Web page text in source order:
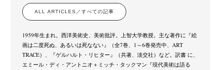
ALL ARTICLES／すべての記事
1959年生まれ。西洋美術史、美術批評。上智大学教授。主な著作に『絵
画は二度死ぬ、あるいは死なない』（全7巻、1～6巻発売中、ART
TRACE）、『ゲルハルト・リヒター』（共著、淡交社）など。訳書 に、
エミール・ディ・アントニオ＋ミッチ・タックマン『現代美術は語る